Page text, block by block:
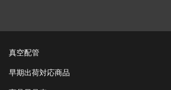
真空配管
早期出荷対応商品